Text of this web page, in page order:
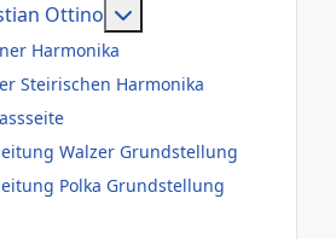
Ottino
Harmonika
Steirischen Harmonika
Walzer Grundstellung
Polka Grundstellung